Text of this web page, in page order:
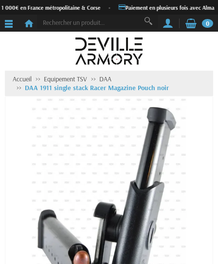
000€ en France métropolitaine & Corse Paiement en plusieurs fois avec Alma
0
Accueil Equipement TSV
DAA
DAA 1911 single stack Racer Magazine Pouch noir